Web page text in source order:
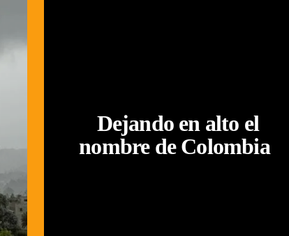
Dejando en alto el
nombre de Colombia